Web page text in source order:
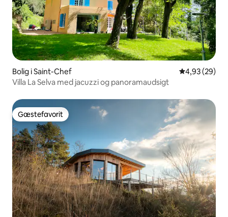
Bolig i Saint-Chef 4,93 ud af 5 i
4,93 (29)
Villa La Selva med jacuzzi og panoramaudsigt
Gæstefavorit
Gæstefavorit